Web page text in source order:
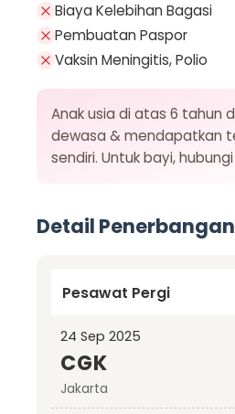
Biaya Kelebihan Bagasi
Pembuatan Paspor
Vaksin Meningitis, Polio
Anak usia di atas 6 tahun
dewasa & mendapatkan
sendiri. Untuk bayi,
Detail Penerbangan
Pesawat Pergi
24 Sep 2025
CGK
Jakarta